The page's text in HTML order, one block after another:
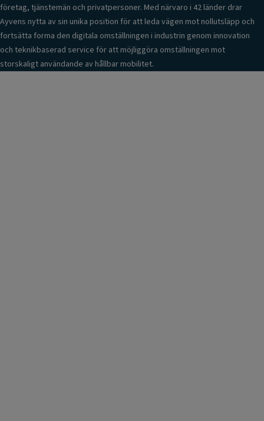
företag, tjänstemän och privatpersoner. Med närvaro i 42 länder drar
Ayvens nytta av sin unika position för att leda vägen mot nollutsläpp och
fortsätta forma den digitala omställningen i industrin genom innovation
och teknikbaserad service för att möjliggöra omställningen mot
storskaligt användande av hållbar mobilitet.